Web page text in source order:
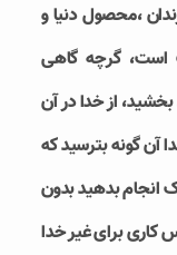
،محصول دنیا و
است، گرچه گاهی
از خدا در آن
آن گونه بترسید که
انجام بدهید بدون
کاری برای غیر خدا